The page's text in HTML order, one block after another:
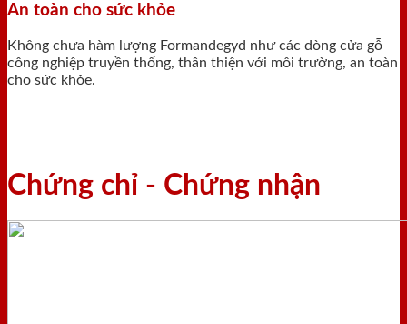
An toàn cho sức khỏe
Không chưa hàm lượng Formandegyd như các dòng cửa gỗ
công nghiệp truyền thống, thân thiện với môi trường, an toàn
cho sức khỏe.
Chứng chỉ - Chứng nhận